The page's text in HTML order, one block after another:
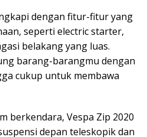
dengan fitur-fitur yang
seperti electric starter,
belakang yang luas.
barang-barangmu dengan
cukup untuk membawa
berkendara, Vespa Zip 2020
depan teleskopik dan